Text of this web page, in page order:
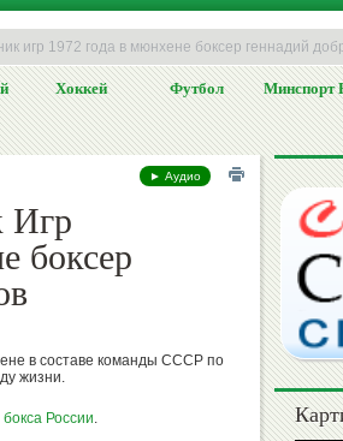
игр 1972 года в мюнхене боксер геннадий
Хоккей Футбол Минспорт
► Аудио
Игр
боксер
в составе команды СССР по
жизни.
России.